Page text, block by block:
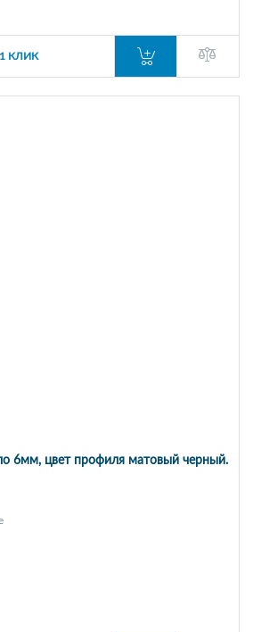
КЛИК
6мм, цвет профиля матовый черный.